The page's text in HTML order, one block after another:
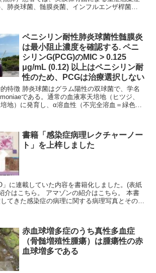
肺炎球菌、髄膜炎菌、インフルエンザ桿菌
ペニシリン耐性肺炎球菌性髄膜炎
は最小阻止濃度を確認する. ペニ
シリンG(PCG)のMIC > 0.125
μg/mL (0.12) 以上はペニシリン耐
性のため、PCGは治療選択しない
双球菌で、学名
である。通常の血液寒天培地（ヒツジ、
地）に発育し、α溶血性（不完全溶血＝緑色調
書籍「感染症病理レクチャーノー
ト」を上梓しました
に連載していた内容を書籍化しました。(表紙
てきた感染症の病理に関する病理写真とその解
赤血球増多症のうち真性多血症
（骨髄増殖性腫瘍）は腫瘍性の赤
血球増多である